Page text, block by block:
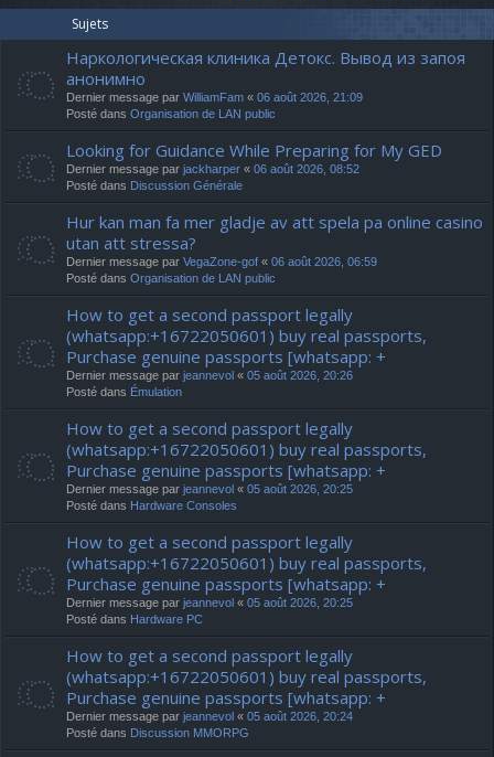
Sujets
Наркологическая клиника Детокс. Вывод из запоя
анонимно
Dernier message par WilliamFam « 06 août 2026, 21:09
Posté dans Organisation de LAN public
Looking for Guidance While Preparing for My GED
Dernier message par jackharper « 06 août 2026, 08:52
Posté dans Discussion Générale
Hur kan man fa mer gladje av att spela pa online casino
utan att stressa?
Dernier message par VegaZone-gof « 06 août 2026, 06:59
Posté dans Organisation de LAN public
How to get a second passport legally
(whatsapp:+16722050601) buy real passports,
Purchase genuine passports [whatsapp: +
Dernier message par jeannevol « 05 août 2026, 20:26
Posté dans Émulation
How to get a second passport legally
(whatsapp:+16722050601) buy real passports,
Purchase genuine passports [whatsapp: +
Dernier message par jeannevol « 05 août 2026, 20:25
Posté dans Hardware Consoles
How to get a second passport legally
(whatsapp:+16722050601) buy real passports,
Purchase genuine passports [whatsapp: +
Dernier message par jeannevol « 05 août 2026, 20:25
Posté dans Hardware PC
How to get a second passport legally
(whatsapp:+16722050601) buy real passports,
Purchase genuine passports [whatsapp: +
Dernier message par jeannevol « 05 août 2026, 20:24
Posté dans Discussion MMORPG